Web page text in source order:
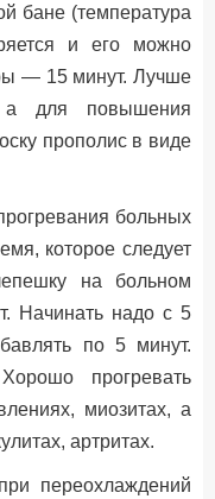
бане (температура
и его можно
— 15 минут. Лучше
а для повышения
прополис в виде
больных
которое следует
на больном
Начинать надо с 5
по 5 минут.
прогревать
миозитах, а
артритах.
переохлаждений